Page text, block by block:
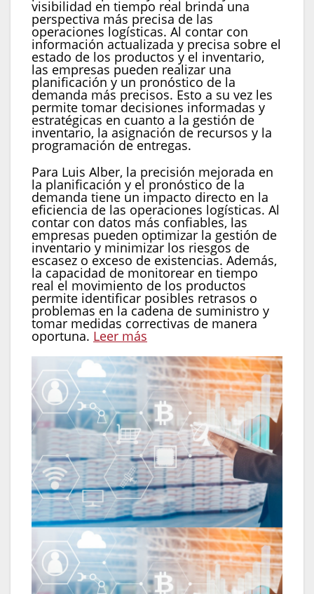
visibilidad en tiempo real brinda una
perspectiva más precisa de las
operaciones logísticas. Al contar con
información actualizada y precisa sobre el
estado de los productos y el inventario,
las empresas pueden realizar una
planificación y un pronóstico de la
demanda más precisos. Esto a su vez les
permite tomar decisiones informadas y
estratégicas en cuanto a la gestión de
inventario, la asignación de recursos y la
programación de entregas.
Para Luis Alber, la precisión mejorada en
la planificación y el pronóstico de la
demanda tiene un impacto directo en la
eficiencia de las operaciones logísticas. Al
contar con datos más confiables, las
empresas pueden optimizar la gestión de
inventario y minimizar los riesgos de
escasez o exceso de existencias. Además,
la capacidad de monitorear en tiempo
real el movimiento de los productos
permite identificar posibles retrasos o
problemas en la cadena de suministro y
tomar medidas correctivas de manera
oportuna. Leer más